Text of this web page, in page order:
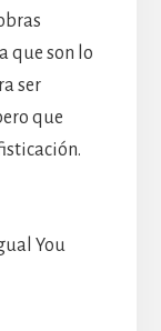
que son lo
ser
que
You